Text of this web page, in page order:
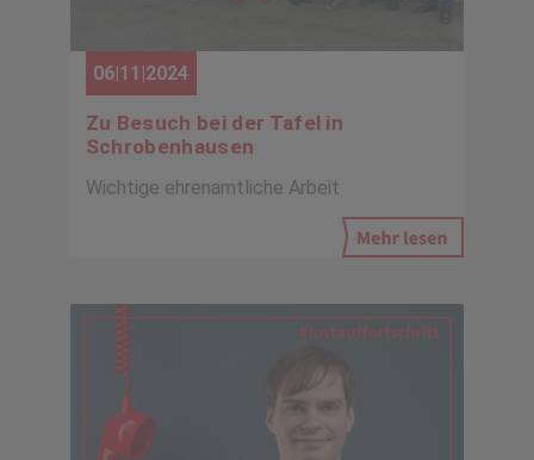
06|11|2024
Zu Besuch bei der Tafel in
Schrobenhausen
Wichtige ehrenamtliche Arbeit